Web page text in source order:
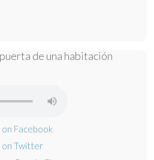
de una habitación